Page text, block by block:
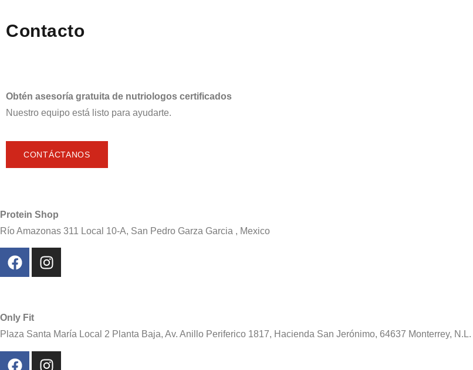
Contacto
Obtén asesoría gratuita de nutriologos certificados
Nuestro equipo está listo para ayudarte.
CONTÁCTANOS
Protein Shop
Río Amazonas 311 Local 10-A, San Pedro Garza Garcia , Mexico
Only Fit
Plaza Santa María Local 2 Planta Baja, Av. Anillo Periferico 1817, Hacienda San Jerónimo, 64637 Monterrey, N.L.